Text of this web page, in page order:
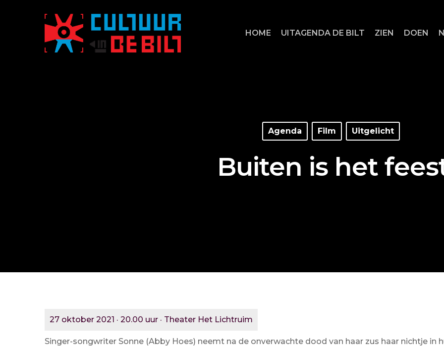
HOME UITAGENDA DE BILT ZIEN DOEN
Agenda Film Uitgelicht
Buiten is het
27 oktober 2021 · 20.00 uur · Theater Het Lichtruim
Singer-songwriter Sonne (Abby Hoes) neemt na de onverwachte dood van haar zus haar nichtje in